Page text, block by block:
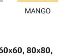
MANGO
80x80,